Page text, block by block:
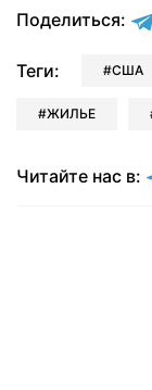
Поделиться:
Теги: США
ЖИЛЬЕ
Читайте нас в: